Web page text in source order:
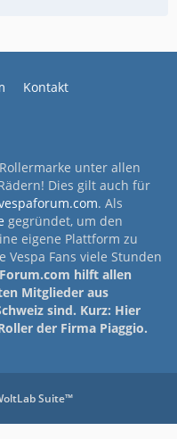
Kontakt
unter allen
Dies gilt auch für
. Als
gegründet, um den
eigene Plattform zu
Fans viele Stunden
hilft allen
Mitglieder aus
sind. Kurz: Hier
der Firma Piaggio.
Suite™